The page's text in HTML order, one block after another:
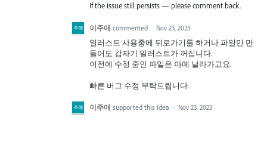
If the issue still persists — please comment back.
이주애 commented · Nov 23, 2023
일러스트 사용중에 뒤로가기를 하거나 파일만 만
들어도 갑자기 일러스트가 꺼집니다.
이전에 수정 중인 파일은 아예 날라가고요.
빠른 버그 수정 부탁드립니다.
이주애 supported this idea · Nov 23, 2023